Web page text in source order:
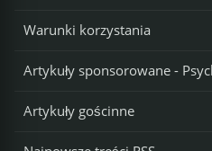
Warunki korzystania
Artykuły sponsorowane -
Artykuły gościnne